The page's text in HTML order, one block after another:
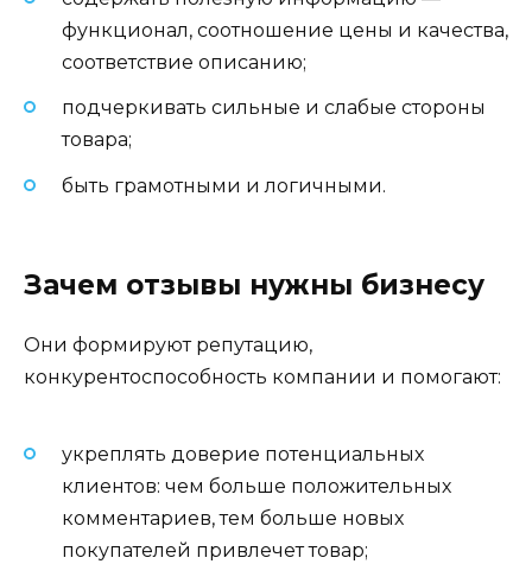
функционал, соотношение цены и качества,
соответствие описанию;
подчеркивать сильные и слабые стороны
товара;
быть грамотными и логичными.
Зачем отзывы нужны бизнесу
Они формируют репутацию,
конкурентоспособность компании и помогают:
укреплять доверие потенциальных
клиентов: чем больше положительных
комментариев, тем больше новых
покупателей привлечет товар;